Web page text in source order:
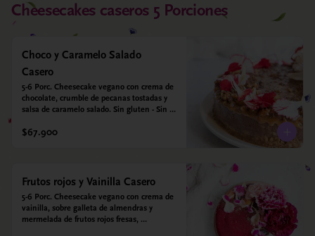
Cheesecakes caseros 5 Porciones
Choco y Caramelo Salado
Casero
5-6 Porc. Cheesecake vegano con crema de
chocolate, crumble de pecanas tostadas y
salsa de caramelo salado. Sin gluten - Sin
$67.900
Frutos rojos y Vainilla Casero
5-6 Porc. Cheesecake vegano con crema de
vainilla, sobre galleta de almendras y
mermelada de frutos rojos fresas,